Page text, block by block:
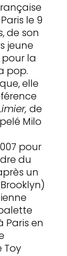
le 9
de son
jeune
la
pop.
elle
de
Milo
pour
du
un
Paris en
Toy